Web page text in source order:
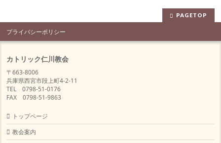
PAGETOP
プライバシーポリシー
カトリック仁川教会
〒663-8006
兵庫県西宮市段上町4-2-11
TEL 0798-51-0176
FAX 0798-51-9863
トップページ
教会案内